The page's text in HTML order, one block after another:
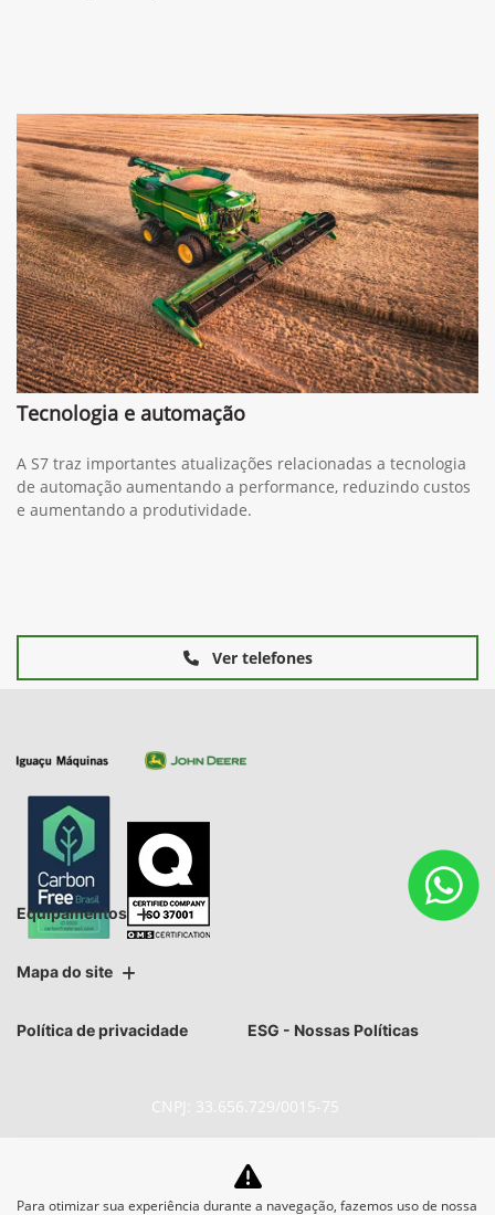
Tecnologia e automação
A S7 traz importantes atualizações relacionadas a tecnologia
de automação aumentando a performance, reduzindo custos
e aumentando a produtividade.
Ver telefones
Equipamentos
Mapa do site
Política de privacidade ESG - Nossas Políticas
CNPJ: 33.656.729/0015-75
Para otimizar sua experiência durante a navegação, fazemos uso de nossa